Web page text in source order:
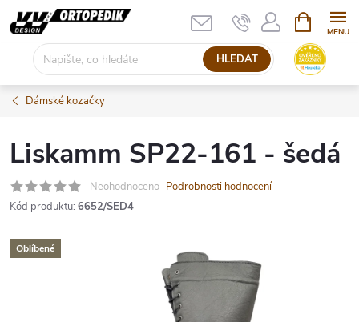
Přejít
na
HLEDAT
NÁKUPNÍ
KOŠÍK
Dámské kozačky
Liskamm SP22-161 - šedá
Neohodnoceno Podrobnosti hodnocení
Kód produktu: 6652/SED4
Oblíbené